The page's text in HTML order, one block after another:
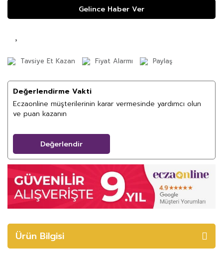
Gelince Haber Ver
Tavsiye Et Kazan Fiyat Alarmı Paylaş
Değerlendirme Vakti
Eczaonline müşterilerinin karar vermesinde yardımcı olun
ve puan kazanın
Değerlendir
Ürün Bilgisi